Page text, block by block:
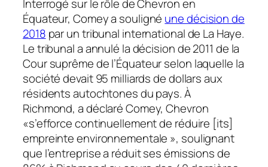
Interrogé sur le rôle de Chevron en
Équateur, Comey a souligné une décision de
2018 par un tribunal international de La Haye.
Le tribunal a annulé la décision de 2011 de la
Cour suprême de l’Équateur selon laquelle la
société devait 95 milliards de dollars aux
résidents autochtones du pays. À
Richmond, a déclaré Comey, Chevron
«s’efforce continuellement de réduire [its]
empreinte environnementale », soulignant
que l’entreprise a réduit ses émissions de